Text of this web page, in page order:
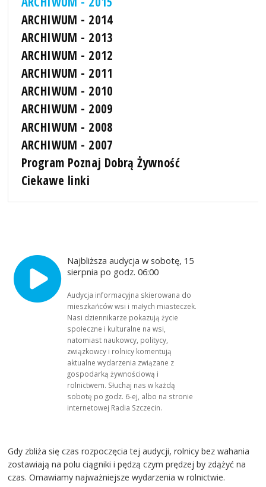
ARCHIWUM - 2014
ARCHIWUM - 2013
ARCHIWUM - 2012
ARCHIWUM - 2011
ARCHIWUM - 2010
ARCHIWUM - 2009
ARCHIWUM - 2008
ARCHIWUM - 2007
Program Poznaj Dobrą Żywność
Ciekawe linki
Najbliższa audycja w sobotę, 15
sierpnia po godz. 06:00
Audycja informacyjna skierowana do
mieszkańców wsi i małych miasteczek.
Nasi dziennikarze pokazują życie
społeczne i kulturalne na wsi,
natomiast naukowcy, politycy,
związkowcy i rolnicy komentują
aktualne wydarzenia związane z
gospodarką żywnościową i
rolnictwem. Słuchaj nas w każdą
sobotę po godz. 6-ej, albo na stronie
internetowej Radia Szczecin.
Gdy zbliża się czas rozpoczęcia tej audycji, rolnicy bez wahania
zostawiają na polu ciągniki i pędzą czym prędzej by zdążyć na
czas. Omawiamy najważniejsze wydarzenia w rolnictwie.